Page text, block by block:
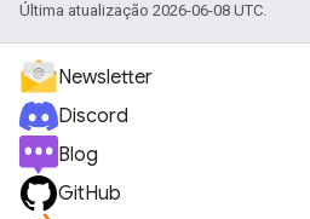
Última atualização 2026-06-08 UTC.
Newsletter
Discord
Blog
GitHub